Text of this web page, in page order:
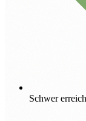
Schwer